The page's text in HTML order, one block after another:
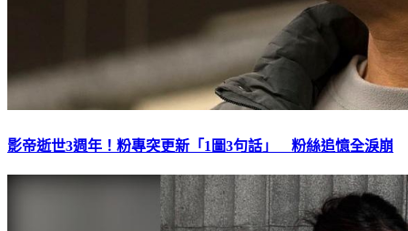
影帝逝世3週年！粉專突更新「1圖3句話」 粉絲追憶全淚崩